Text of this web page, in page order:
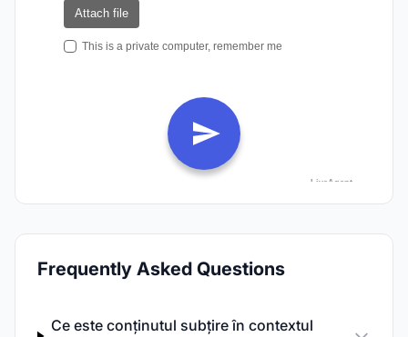
Frequently Asked Questions
Ce este conținutul subțire în contextul